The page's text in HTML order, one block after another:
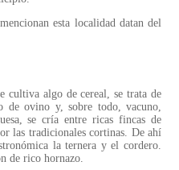
esta localidad datan del
cultiva algo de cereal, se trata de
de ovino y, sobre todo, vacuno,
se cría entre ricas fincas de
las tradicionales cortinas. De ahí
la ternera y el cordero.
de rico hornazo.